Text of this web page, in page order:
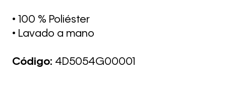
• 100 % Poliéster
• Lavado a mano
Código: 4D5054G00001